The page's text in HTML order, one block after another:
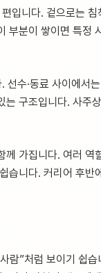
입니다. 겉으로는
분이 쌓이면 특정
수·동료 사이에서
구조입니다. 사주
께 가집니다. 여러
습니다. 커리어 후반
람”처럼 보이기 쉽